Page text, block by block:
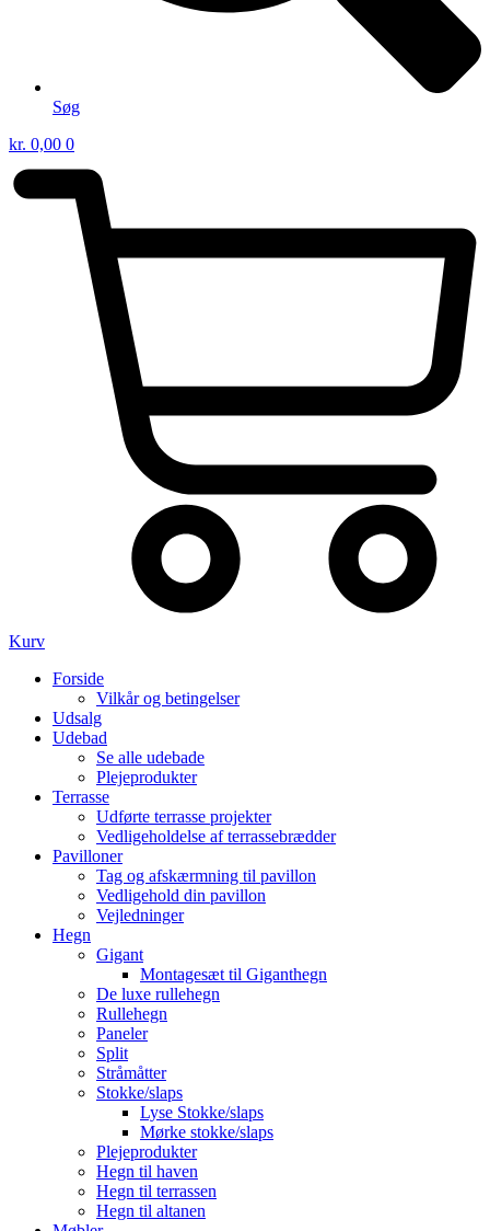
Søg
kr. 0,00 0
Kurv
Forside
Vilkår og betingelser
Udsalg
Udebad
Se alle udebade
Plejeprodukter
Terrasse
Udførte terrasse projekter
Vedligeholdelse af terrassebrædder
Pavilloner
Tag og afskærmning til pavillon
Vedligehold din pavillon
Vejledninger
Hegn
Gigant
Montagesæt til Giganthegn
De luxe rullehegn
Rullehegn
Paneler
Split
Stråmåtter
Stokke/slaps
Lyse Stokke/slaps
Mørke stokke/slaps
Plejeprodukter
Hegn til haven
Hegn til terrassen
Hegn til altanen